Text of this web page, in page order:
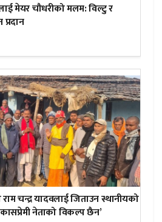
मेयर चौधरीको मलम: विल्टु र
चन्द्र यादवलाई जिताउन स्थानीयको
नेताको विकल्प छैन’